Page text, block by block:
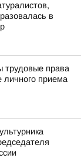
в
трудовые права
личного приема